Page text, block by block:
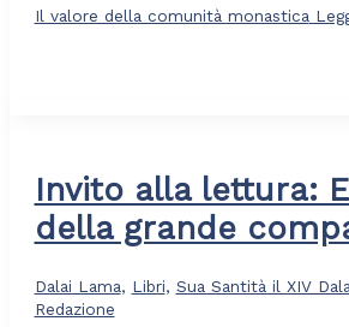
Il valore della comunità monastica
Invito alla lettura:
della grande
Dalai Lama, Libri, Sua Santità il XIV
Redazione